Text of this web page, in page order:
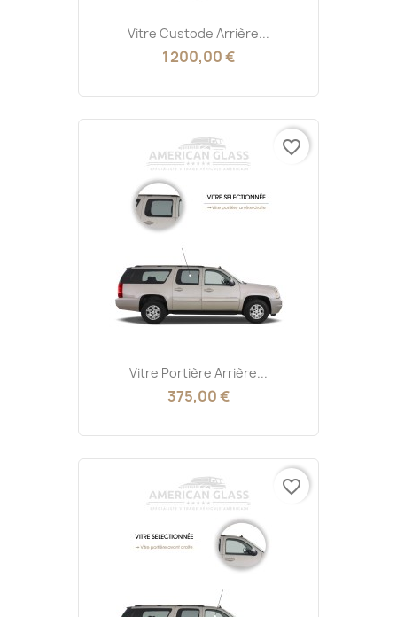
Vitre Custode Arrière...
1 200,00 €
Vitre Portière Arrière...
375,00 €
favorite_border
favorite_border